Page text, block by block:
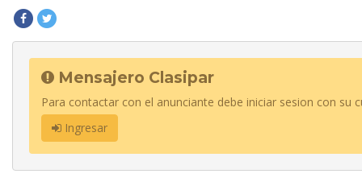
Mensajero Clasipar
Para contactar con el anunciante debe iniciar sesion con su
Ingresar